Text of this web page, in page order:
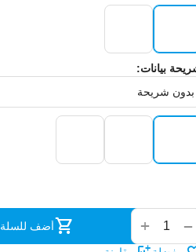
بيانات:
+ − أضف للسلة